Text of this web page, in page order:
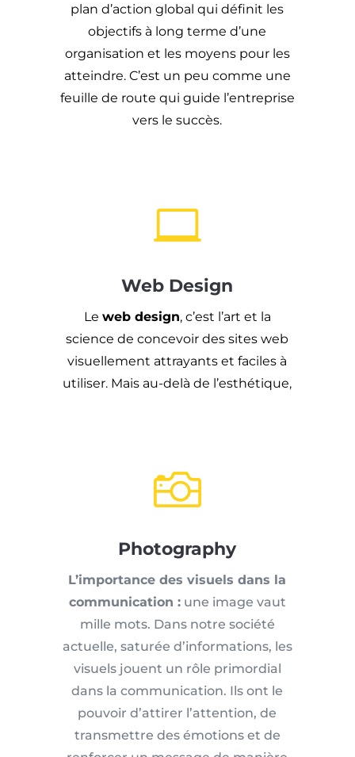
plan d’action global qui définit les
objectifs à long terme d’une
organisation et les moyens pour les
atteindre.C’est un peu comme une
feuille de route qui guide l’entreprise
vers le succès.

Web Design
Le web design,c’est l’art et la
science de concevoir des sites web
visuellement attrayants et faciles à
utiliser. Mais au-delà de l’esthétique,

Photography
L’importance des visuels dans la
communication :une image vaut
mille mots. Dans notre société
actuelle, saturée d’informations, les
visuels jouent un rôle primordial
dans la communication. Ils ont le
pouvoir d’attirer l’attention, de
transmettre des émotions et de